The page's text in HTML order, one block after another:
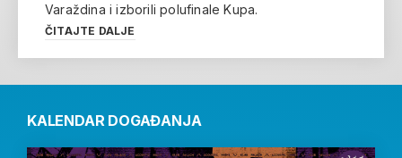
Varaždina i izborili polufinale Kupa.
ČITAJTE DALJE
KALENDAR DOGAĐANJA